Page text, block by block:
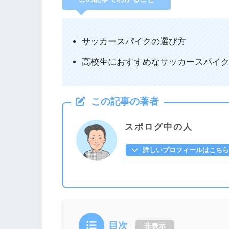
サッカースパイクの選び方
高校生におすすめなサッカースパイク
この記事の著者
スポログ中の人
詳しいプロフィールはこちら
目次 非表示